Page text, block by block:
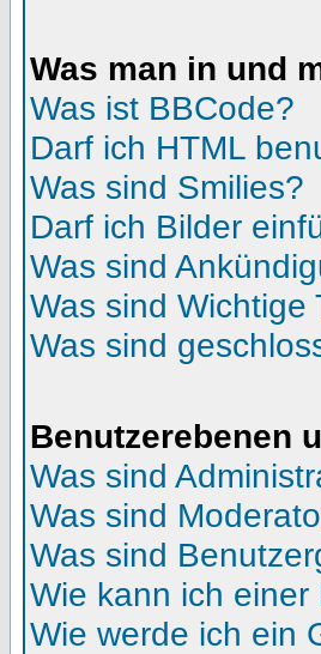
Was man in und
Was ist BBCode?
Darf ich HTML
Was sind Smilies?
Darf ich Bilder
Was sind
Was sind Wichtige
Was sind
Benutzerebenen
Was sind
Was sind
Was sind
Wie kann ich
Wie werde ich ein